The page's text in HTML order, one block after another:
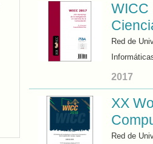
WICC
Red de
2017
XX
Red de